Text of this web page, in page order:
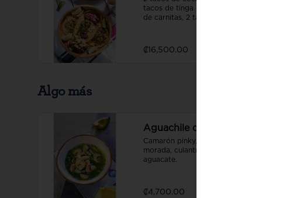
tacos de tinga de pollo, 2 tacos
de carnitas, 2 tacos de carne
₡16,500.00
Algo más
Aguachile de Camarón
Camarón pinky, pepino, cebolla
morada, culantro, salsa de
aguacate.
₡4,700.00